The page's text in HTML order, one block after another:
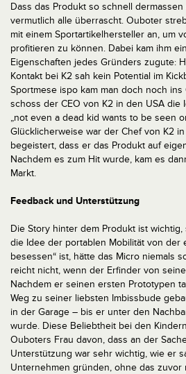
Dass das Produkt so schnell
vermutlich alle überrascht. Ouboter
mit einem Sportartikelhersteller an, um
profitieren zu können. Dabei kam ihm
Eigenschaften jedes Gründers zugute:
Kontakt bei K2 sah kein Potential im
Sportmese ispo kam man doch noch ins
schoss der CEO von K2 in den USA die
„not even a dead kid wants to be seen
Glücklicherweise war der Chef von K2
begeistert, dass er das Produkt auf
Nachdem es zum Hit wurde, kam es
Markt.
Feedback und Unterstützung
Die Story hinter dem Produkt ist
die Idee der portablen Mobilität von der
besessen“ ist, hätte das Micro niemals
reicht nicht, wenn der Erfinder von
Nachdem er seinen ersten Prototypen
Weg zu seiner liebsten Imbissbude
in der Garage – bis er unter den
wurde. Diese Beliebtheit bei den
Ouboters Frau davon, dass an der
Unterstützung war sehr wichtig, wie er
Unternehmen gründen, ohne das zuvor